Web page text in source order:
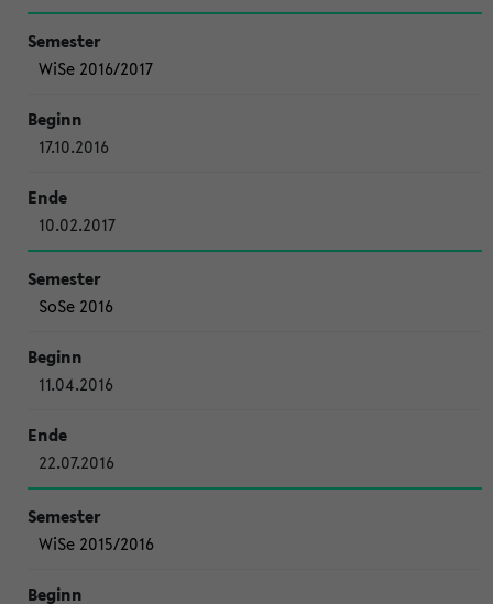
WiSe 2016/2017
17.10.2016
10.02.2017
SoSe 2016
11.04.2016
22.07.2016
WiSe 2015/2016